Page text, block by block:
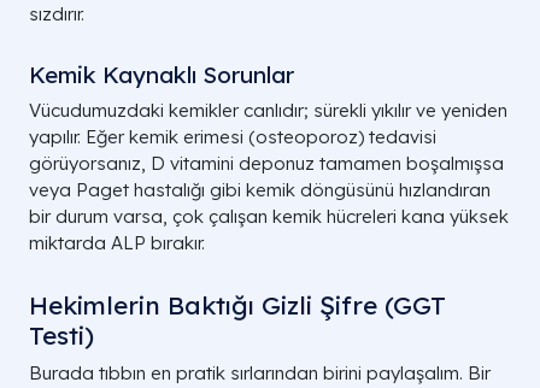
sızdırır.
Kemik Kaynaklı Sorunlar
Vücudumuzdaki kemikler canlıdır; sürekli yıkılır ve yeniden
yapılır. Eğer kemik erimesi (osteoporoz) tedavisi
görüyorsanız, D vitamini deponuz tamamen boşalmışsa
veya Paget hastalığı gibi kemik döngüsünü hızlandıran
bir durum varsa, çok çalışan kemik hücreleri kana yüksek
miktarda ALP bırakır.
Hekimlerin Baktığı Gizli Şifre (GGT
Testi)
Burada tıbbın en pratik sırlarından birini paylaşalım. Bir